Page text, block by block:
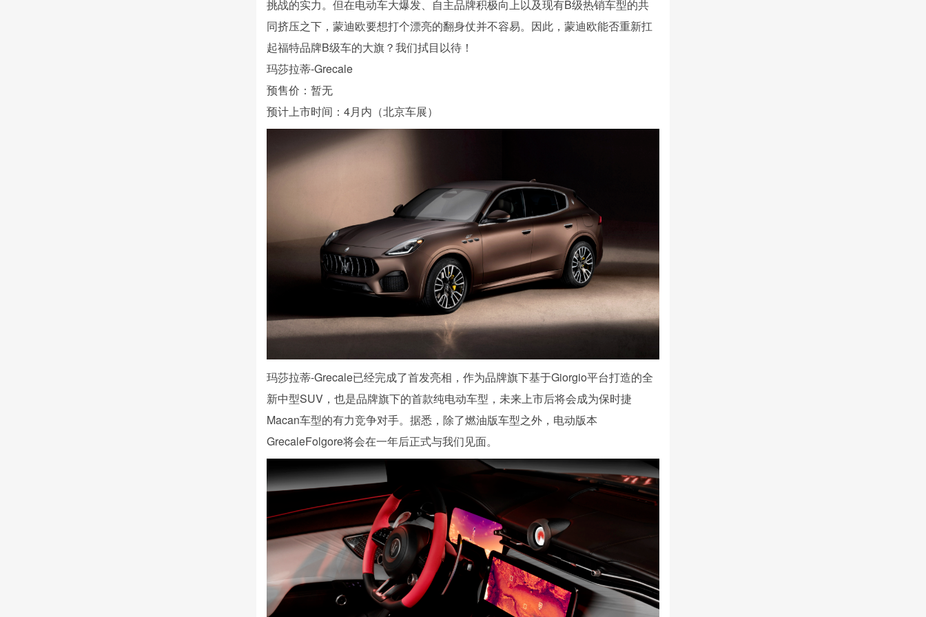
挑战的实力。但在电动车大爆发、自主品牌积极向上以及现有B级热销车型的共
同挤压之下，蒙迪欧要想打个漂亮的翻身仗并不容易。因此，蒙迪欧能否重新扛
起福特品牌B级车的大旗？我们拭目以待！
玛莎拉蒂-Grecale
预售价：暂无
预计上市时间：4月内（北京车展）
玛莎拉蒂-Grecale已经完成了首发亮相，作为品牌旗下基于Giorgio平台打造的全
新中型SUV，也是品牌旗下的首款纯电动车型，未来上市后将会成为保时捷
Macan车型的有力竞争对手。据悉，除了燃油版车型之外，电动版本
GrecaleFolgore将会在一年后正式与我们见面。